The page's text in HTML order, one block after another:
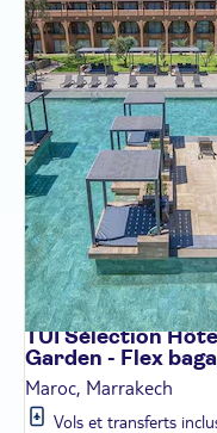
TUI Sélection
Garden - Flex
Maroc, Marrakech
Vols et transferts